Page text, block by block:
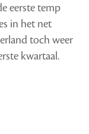
eerste temp
in het net
toch weer
kwartaal.